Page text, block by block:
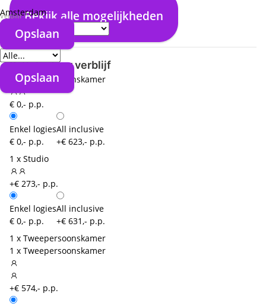
Verblijf
Verzorgingstype
Opslaan
Amsterdam
Opslaan
Bonaire (BON)
09:50
Amsterdam (AMS)
Bekijk alle mogelijkheden
3. Selecteer verblijf
1 x Tweepersoonskamer
€ 0,- p.p.
Enkel logies
€ 0,- p.p.
All inclusive
+€ 623,- p.p.
1 x Studio
+€ 273,- p.p.
Enkel logies
€ 0,- p.p.
All inclusive
+€ 631,- p.p.
1 x Tweepersoonskamer
1 x Tweepersoonskamer
+€ 574,- p.p.